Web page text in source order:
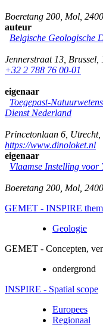
Boeretang 200 Mol 2400
auteur
Belgische Geologische
Jennerstraat 13 Brussel
+32 2 788 76 00-01
eigenaar
Toegepast-
Dienst Nederland
Princetonlaan 6 Utrecht,
https://www.dinoloket.nl
eigenaar
Vlaamse Instelling voor
Boeretang 200 Mol 2400
GEMET - INSPIRE
Geologie
GEMET - Concepten,
ondergrond
INSPIRE - Spatial scope
Europees
Regionaal